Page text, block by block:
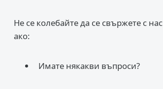
Не се колебайте да се свържете с нас
ако:
Имате някакви въпроси?